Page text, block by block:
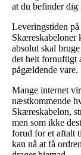
at du befinder
Leveringstiden
absolut skal
det helt fornuftigt
pågældende vare.
Mange internet
næstkommende
Skæreskabelon,
men som ikke
forud for et aftalt
kan nå at få